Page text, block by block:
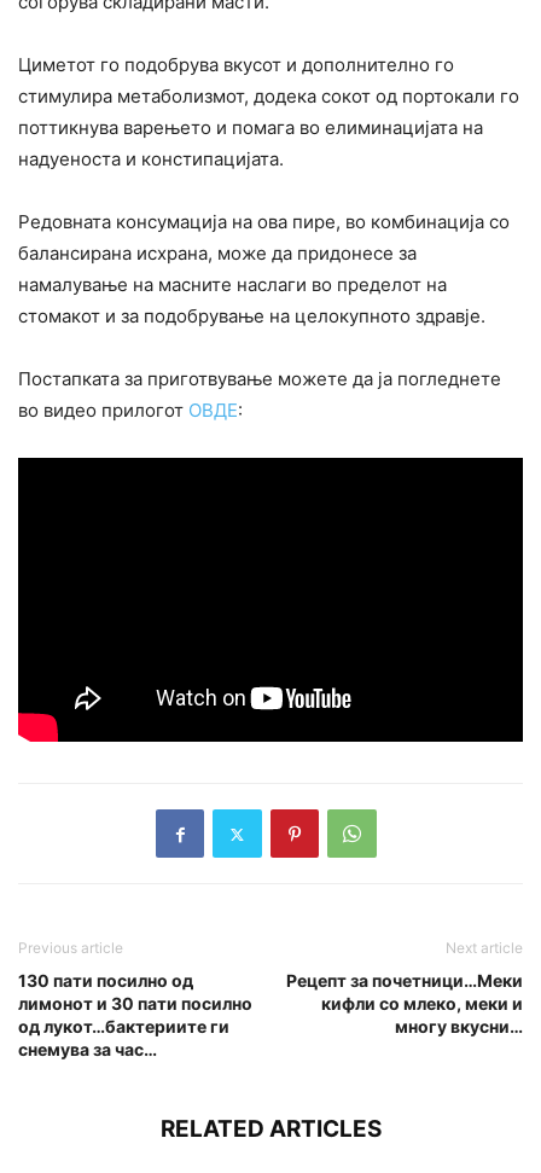
Циметот го подобрува вкусот и дополнително го
стимулира метаболизмот, додека сокот од портокали го
поттикнува варењето и помага во елиминацијата на
надуеноста и констипацијата.
Редовната консумација на ова пире, во комбинација со
балансирана исхрана, може да придонесе за
намалување на масните наслаги во пределот на
стомакот и за подобрување на целокупното здравје.
Постапката за приготвување можете да ја погледнете
во видео прилогот ОВДЕ:
Previous article
130 пати посилно од
лимонот и 30 пати посилно
од лукот…бактериите ги
снемyва за час…
Next article
Рецепт за почетници…Меки
кифли со млеко, меки и
многу вкусни…
RELATED ARTICLES